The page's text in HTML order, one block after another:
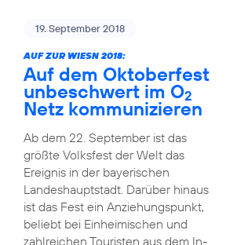
19. September 2018
AUF ZUR WIESN 2018:
Auf dem Oktoberfest
unbeschwert im O2
Netz kommunizieren
Ab dem 22. September ist das
größte Volksfest der Welt das
Ereignis in der bayerischen
Landeshauptstadt. Darüber hinaus
ist das Fest ein Anziehungspunkt,
beliebt bei Einheimischen und
zahlreichen Touristen aus dem In-